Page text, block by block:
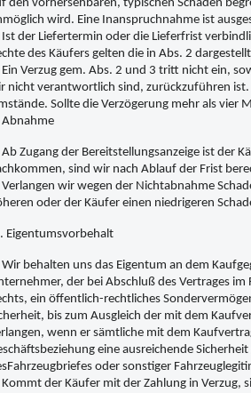
den vorhersehbaren, typischen Schaden
wird. Eine Inanspruchnahme ist
Ist der Liefertermin oder die Lieferfrist
des Käufers gelten die in Abs. 2
Verzug gem. Abs. 2 und 3 tritt nicht ein,
nicht verantwortlich sind, zurückzuführen ist.
Sollte die Verzögerung mehr als
Abnahme
Ab Zugang der Bereitstellungsanzeige ist der
sind wir nach Ablauf der Frist
wir wegen der Nichtabnahme
oder der Käufer einen niedrigeren
Eigentumsvorbehalt
Wir behalten uns das Eigentum an dem
der bei Abschluß des Vertrages
ein öffentlich-rechtliches
bis zum Ausgleich der mit dem
wenn er sämtliche mit dem
eine ausreichende
oder sonstiger
der Käufer mit der Zahlung in